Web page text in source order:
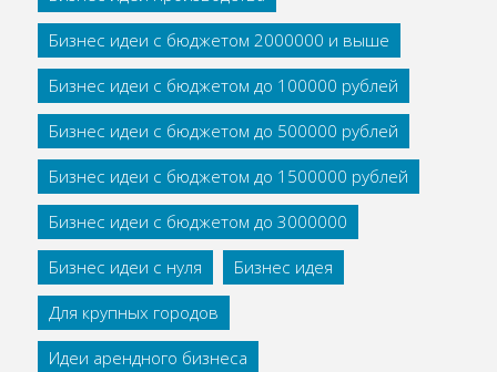
Бизнес идеи с бюджетом 2000000 и выше
Бизнес идеи с бюджетом до 100000 рублей
Бизнес идеи с бюджетом до 500000 рублей
Бизнес идеи с бюджетом до 1500000 рублей
Бизнес идеи с бюджетом до 3000000
Бизнес идеи с нуля
Бизнес идея
Для крупных городов
Идеи арендного бизнеса